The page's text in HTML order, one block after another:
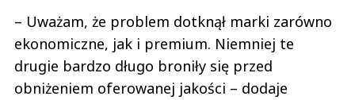
– Uważam, że problem dotknął marki zarówno
ekonomiczne, jak i premium. Niemniej te
drugie bardzo długo broniły się przed
obniżeniem oferowanej jakości – dodaje